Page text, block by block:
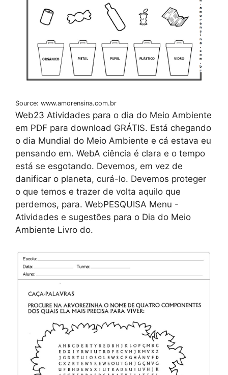
Source: www.amorensina.com.br
Web23 Atividades para o dia do Meio Ambiente
em PDF para download GRÁTIS. Está chegando
o dia Mundial do Meio Ambiente e cá estava eu
pensando em. WebA ciência é clara e o tempo
está se esgotando. Devemos, em vez de
danificar o planeta, curá-lo. Devemos proteger
o que temos e trazer de volta aquilo que
perdemos, para. WebPESQUISA Menu -
Atividades e sugestões para o Dia do Meio
Ambiente Livro do.